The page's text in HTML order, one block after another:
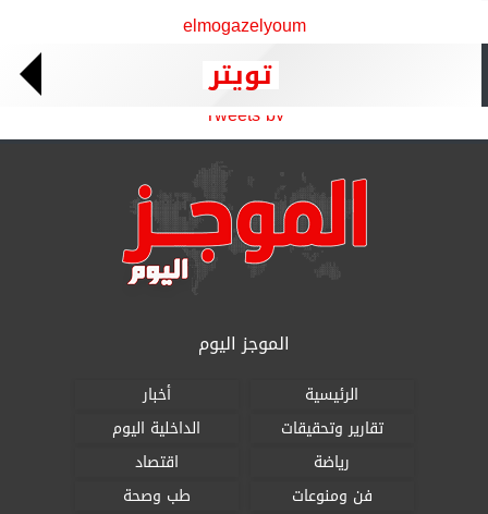
elmogazelyoum
تويتر
Tweets by
الموجز اليوم
الرئيسية
أخبار
تقارير وتحقيقات
الداخلية اليوم
رياضة
اقتصاد
فن ومنوعات
طب وصحة